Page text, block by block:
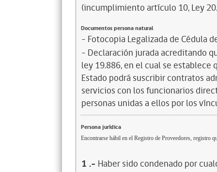
(incumplimiento artículo 10, Ley
Documentos persona natural
- Fotocopia Legalizada de Cédula
- Declaración jurada acreditando
ley 19.886, en el cual se
Estado podrá suscribir contratos
servicios con los funcionarios
personas unidas a ellos por los
Persona jurídica
Encontrarse hábil en el Registro de Proveedores, registro
1 .- Haber sido condenado por